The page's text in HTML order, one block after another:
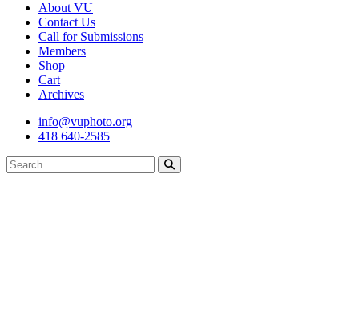
About VU
Contact Us
Call for Submissions
Members
Shop
Cart
Archives
info@vuphoto.org
418 640-2585